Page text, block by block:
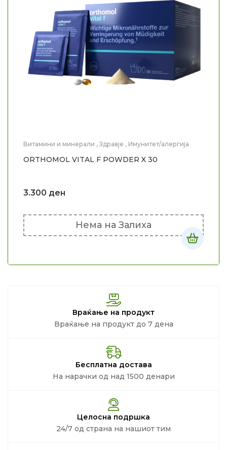
Витамини и минерали , Здравје , Имунитет/алергија
ORTHOMOL VITAL F POWDER X 30
3.300 ден
Нема на Залиха
Враќање на продукт
Враќање на продукт до 7 дена
Бесплатна достава
На нарачки од над 1500 денари
Целосна подршка
24/7 од страна на нашиот тим